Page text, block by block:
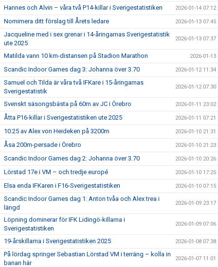
Hannes och Alvin – våra två P14-killar i Sverigestatistiken 2026-01-14 07:12
Nomimera ditt förslag till Årets ledare 2026-01-13 07:45
Jacqueline med i sex grenar i 14-åringarnas Sverigestatistik
ute 2025
2026-01-13 07:37
Matilda vann 10 km-distansen på Stadion Marathon 2026-01-13
Scandic Indoor Games dag 3: Johanna över 3.70 2026-01-12 11:34
Samuel och Tilda är våra två IFKare i 15-åringarnas
Sverigestatistik
2026-01-12 07:30
Svenskt säsongsbästa på 60m av JC i Örebro 2026-01-11 23:02
Åtta P16-killar i Sverigestatistiken ute 2025 2026-01-11 07:21
10:25 av Alex von Heideken på 3200m 2026-01-10 21:31
Åsa 200m-persade i Örebro 2026-01-10 21:23
Scandic Indoor Games dag 2: Johanna över 3.70 2026-01-10 20:26
Lörstad 17e i VM – och tredje europé 2026-01-10 17:25
Elsa enda IFKaren i F16-Sverigestatistiken 2026-01-10 07:15
Scandic Indoor Games dag 1: Anton tvåa och Alex trea i
längd
2026-01-09 23:17
Löpning dominerar för IFK Lidingö-killarna i
Sverigestatistiken
2026-01-09 07:06
19-årskillarna i Sverigestatistiken 2025 2026-01-08 07:38
På lördag springer Sebastian Lörstad VM i terräng – kolla in
banan här
2026-01-07 11:01